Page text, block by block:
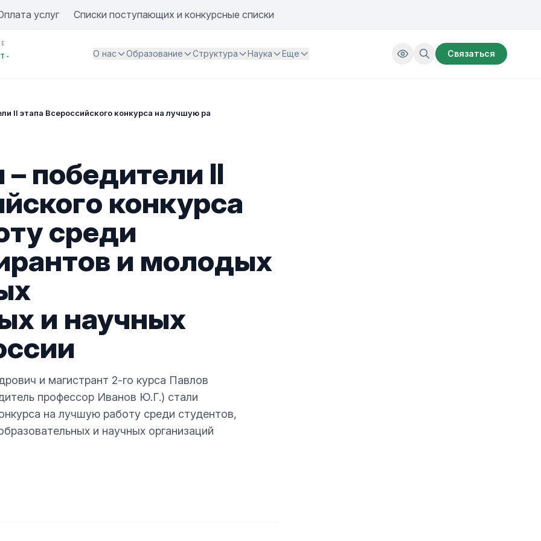
услуг Списки поступающих и конкурсные списки
- О нас Образование Структура Наука Еще Связаться
II этапа Всероссийского конкурса на лучшую работу среди студентов, аспирантов и молодых ученых аграрных
победители II
конкурса
среди
и молодых
и научных
и магистрант 2-го курса Павлов
профессор Иванов Ю.Г.) стали
на лучшую работу среди студентов,
и научных организаций